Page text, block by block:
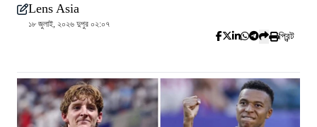
Lens Asia
১৮ জুলাই, ২০২৬ দুপুর ০২:০৭
প্রিন্ট